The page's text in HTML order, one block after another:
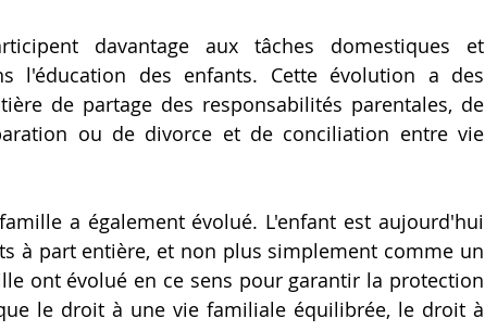
davantage aux tâches domestiques et
l'éducation des enfants. Cette évolution a des
de partage des responsabilités parentales, de
ou de divorce et de conciliation entre vie
a également évolué. L'enfant est aujourd'hui
à part entière, et non plus simplement comme un
ont évolué en ce sens pour garantir la protection
le droit à une vie familiale équilibrée, le droit à